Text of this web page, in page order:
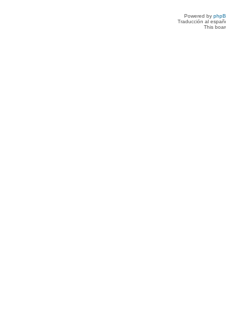
Powered by
Traducción al
This